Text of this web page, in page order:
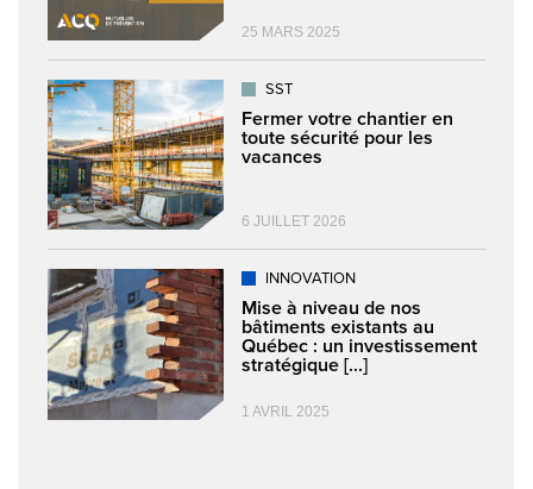
25 MARS 2025
SST
Fermer votre chantier en
toute sécurité pour les
vacances
6 JUILLET 2026
INNOVATION
Mise à niveau de nos
bâtiments existants au
Québec : un investissement
stratégique [...]
1 AVRIL 2025